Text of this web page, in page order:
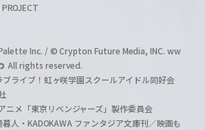
Inc. / © Crypton Future Media, INC. ww
All rights reserved.
ライブ！虹ヶ咲学園スクールアイドル同好会
ニメ「東京リベンジャーズ」製作委員会
人・KADOKAWA ファンタジア文庫刊／映画も